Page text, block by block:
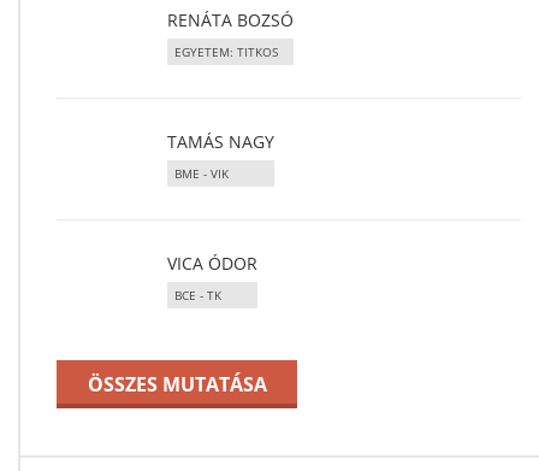
RENÁTA BOZSÓ
EGYETEM: TITKOS
TAMÁS NAGY
BME - VIK
VICA ÓDOR
BCE - TK
ÖSSZES MUTATÁSA